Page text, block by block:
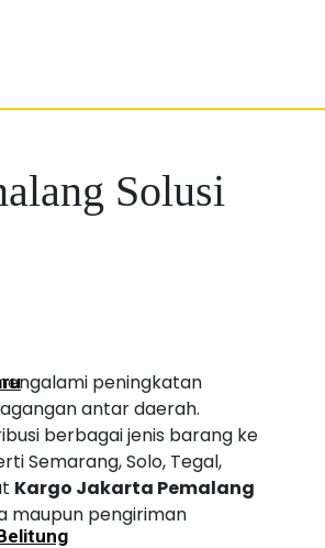
Solusi
peningkatan
antar daerah.
berbagai jenis barang ke
Semarang, Solo, Tegal,
Kargo Jakarta Pemalang
maupun pengiriman